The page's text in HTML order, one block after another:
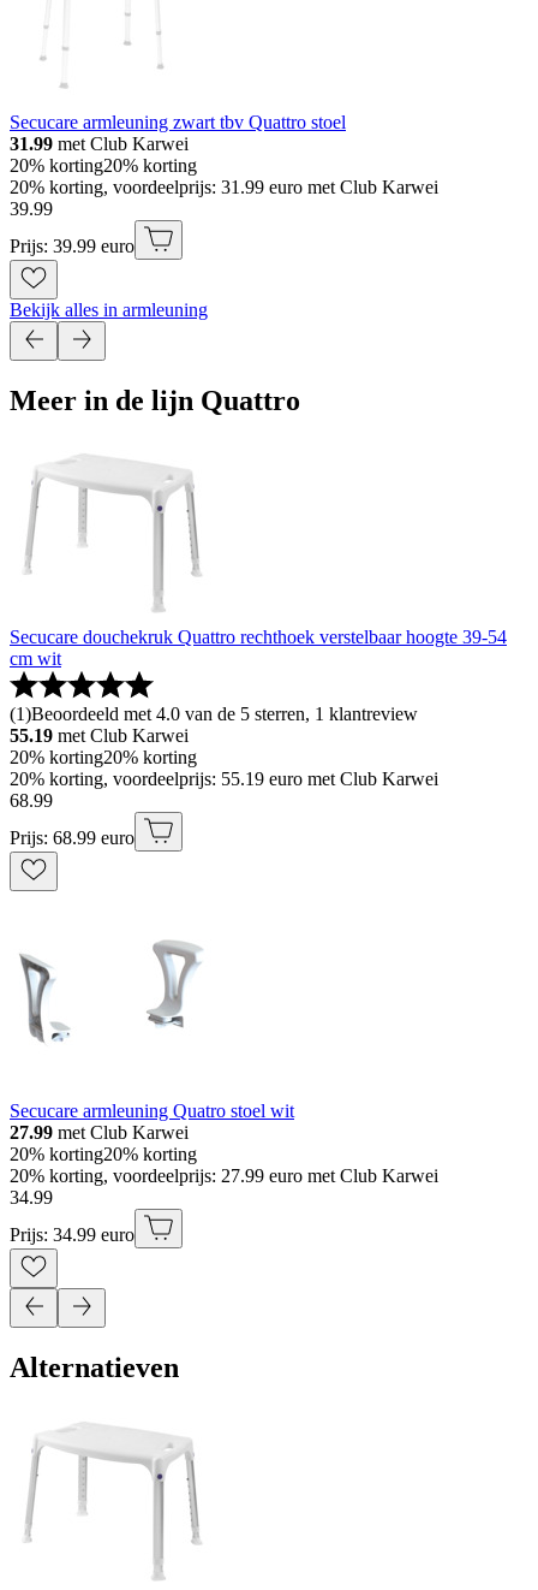
Secucare armleuning zwart tbv Quattro stoel
31.99 met Club Karwei
20% korting20% korting
20% korting, voordeelprijs: 31.99 euro met Club Karwei
39.99
Prijs: 39.99 euro
Bekijk alles in armleuning
Meer in de lijn Quattro
Secucare douchekruk Quattro rechthoek verstelbaar hoogte 39-54
cm wit
(1)Beoordeeld met 4.0 van de 5 sterren, 1 klantreview
55.19 met Club Karwei
20% korting20% korting
20% korting, voordeelprijs: 55.19 euro met Club Karwei
68.99
Prijs: 68.99 euro
Secucare armleuning Quatro stoel wit
27.99 met Club Karwei
20% korting20% korting
20% korting, voordeelprijs: 27.99 euro met Club Karwei
34.99
Prijs: 34.99 euro
Alternatieven